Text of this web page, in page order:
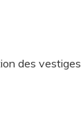
des vestiges.